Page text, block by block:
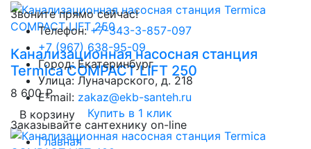
Канализационная насосная станция
Termica COMPACT LIFT 250
8 600 ₽
В корзину
Купить в 1 клик
Звоните прямо сейчас!
Телефон: +7-343-3-857-097
+7 (967) 638-95-09
Город: Екатеринбург
Улица: Луначарского, д. 218
E-mail: zakaz@ekb-santeh.ru
Заказывайте сантехнику on-line
Главная